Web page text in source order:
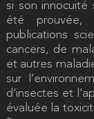
si son innocuité
été prouvée,
publications
cancers, de
et autres
sur
d’insectes et
évaluée la